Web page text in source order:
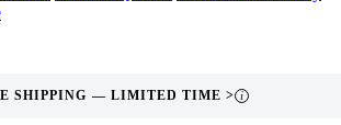
SHIPPING — LIMITED TIME > i